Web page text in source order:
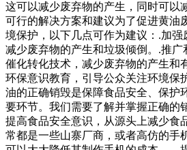
这可以减少废弃物的产生，同时可以
可行的解决方案和建议为了促进黄油
境保护，以下几点可作为建议：.加强
减少废弃物的产生和垃圾倾倒。.推广
催化转化技术，减少废弃物的产生和
环保意识教育，引导公众关注环境保
油的正确销毁是保障食品安全、保护
要环节。我们需要了解并掌握正确的
提高食品安全意识，从源头上减少食
常都是一些山寨厂商，或者高仿的手